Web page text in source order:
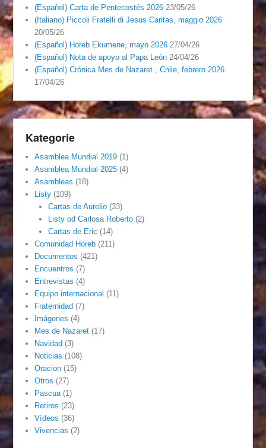
(Español) Carta de Pentecostés 2026 23/05/26
(Italiano) Piccoli Fratelli di Jesus Caritas, maggio 2026
20/05/26
(Español) Horeb Ekumene, mayo 2026 27/04/26
(Español) Nota de apoyo al Papa León 24/04/26
(Español) Crónica Mes de Nazaret , Chile, febrero 2026
17/04/26
Kategorie
Asamblea Mundial 2019 (1)
Asamblea Mundial 2025 (4)
Asambleas (18)
Listy (109)
Cartas de Aurelio(33)
Listy od Carlosa Roberto(2)
Cartas de Eric (14)
Comunidad Horeb (211)
Documentos (421)
Encuentros (7)
Entrevistas (4)
Equipo internacional (11)
Fraternidad (7)
Imágenes (4)
Mes de Nazaret (17)
Navidad (3)
Noticias (108)
Oracion (15)
Otros (27)
Pascua (1)
Retiros (23)
Vídeos (36)
Vivencias (2)